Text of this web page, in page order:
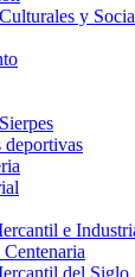
y
deportivas
e
del